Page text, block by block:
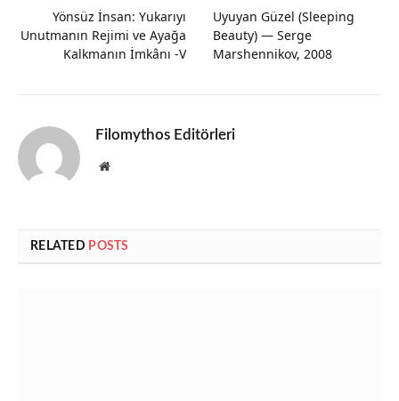
Yönsüz İnsan: Yukarıyı
Unutmanın Rejimi ve Ayağa
Kalkmanın İmkânı -V
Uyuyan Güzel (Sleeping
Beauty) — Serge
Marshennikov, 2008
Filomythos Editörleri
Website
RELATED POSTS